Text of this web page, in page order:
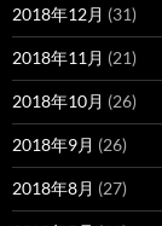
2018年12月 (31)
2018年11月 (21)
2018年10月 (26)
2018年9月 (26)
2018年8月 (27)